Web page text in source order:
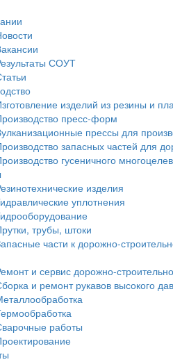
СОУТ
изделий из резины и
пресс-форм
прессы для
запасных частей для
гусеничного
изделия
уплотнения
трубы, штоки
части к дорожно-
и сервис дорожно-
и ремонт рукавов высокого
работы